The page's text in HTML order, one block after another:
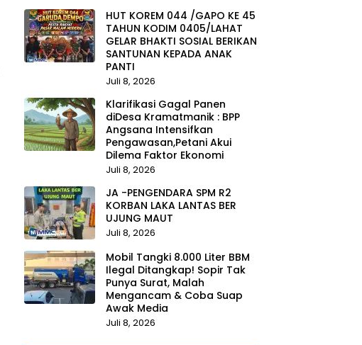
HUT KOREM 044 /GAPO KE 45
TAHUN KODIM 0405/LAHAT
GELAR BHAKTI SOSIAL BERIKAN
SANTUNAN KEPADA ANAK
PANTI
Juli 8, 2026
Klarifikasi Gagal Panen
diDesa Kramatmanik : BPP
Angsana Intensifkan
Pengawasan,Petani Akui
Dilema Faktor Ekonomi
Juli 8, 2026
JA -PENGENDARA SPM R2
KORBAN LAKA LANTAS BER
UJUNG MAUT
Juli 8, 2026
Mobil Tangki 8.000 Liter BBM
Ilegal Ditangkap! Sopir Tak
Punya Surat, Malah
Mengancam & Coba Suap
Awak Media
Juli 8, 2026